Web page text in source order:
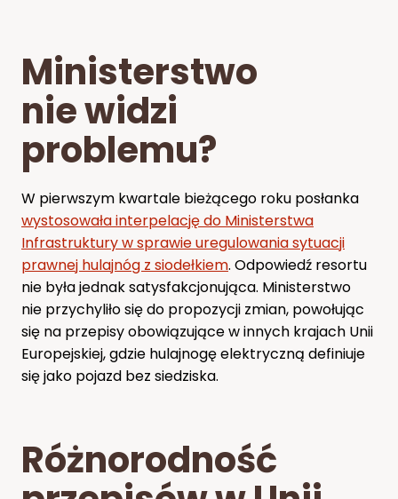
Ministerstwo
nie widzi
problemu?
W pierwszym kwartale bieżącego roku posłanka
wystosowała interpelację do Ministerstwa
Infrastruktury w sprawie uregulowania sytuacji
prawnej hulajnóg z siodełkiem. Odpowiedź resortu
nie była jednak satysfakcjonująca. Ministerstwo
nie przychyliło się do propozycji zmian, powołując
się na przepisy obowiązujące w innych krajach Unii
Europejskiej, gdzie hulajnogę elektryczną definiuje
się jako pojazd bez siedziska.
Różnorodność